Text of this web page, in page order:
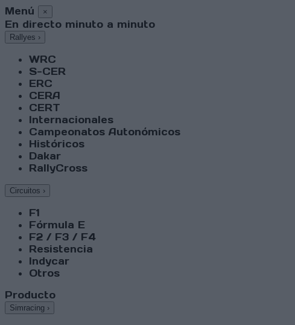
Menú ×
En directo minuto a minuto
Rallyes ›
WRC
S-CER
ERC
CERA
CERT
Internacionales
Campeonatos Autonómicos
Históricos
Dakar
RallyCross
Circuitos ›
F1
Fórmula E
F2 / F3 / F4
Resistencia
Indycar
Otros
Producto
Simracing ›